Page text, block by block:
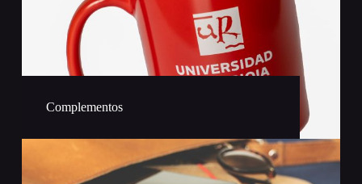
Complementos